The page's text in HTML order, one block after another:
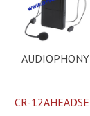
Sans Fil In-Ear
Controleurs DJ USB /
AUDIOPHONY
CR-